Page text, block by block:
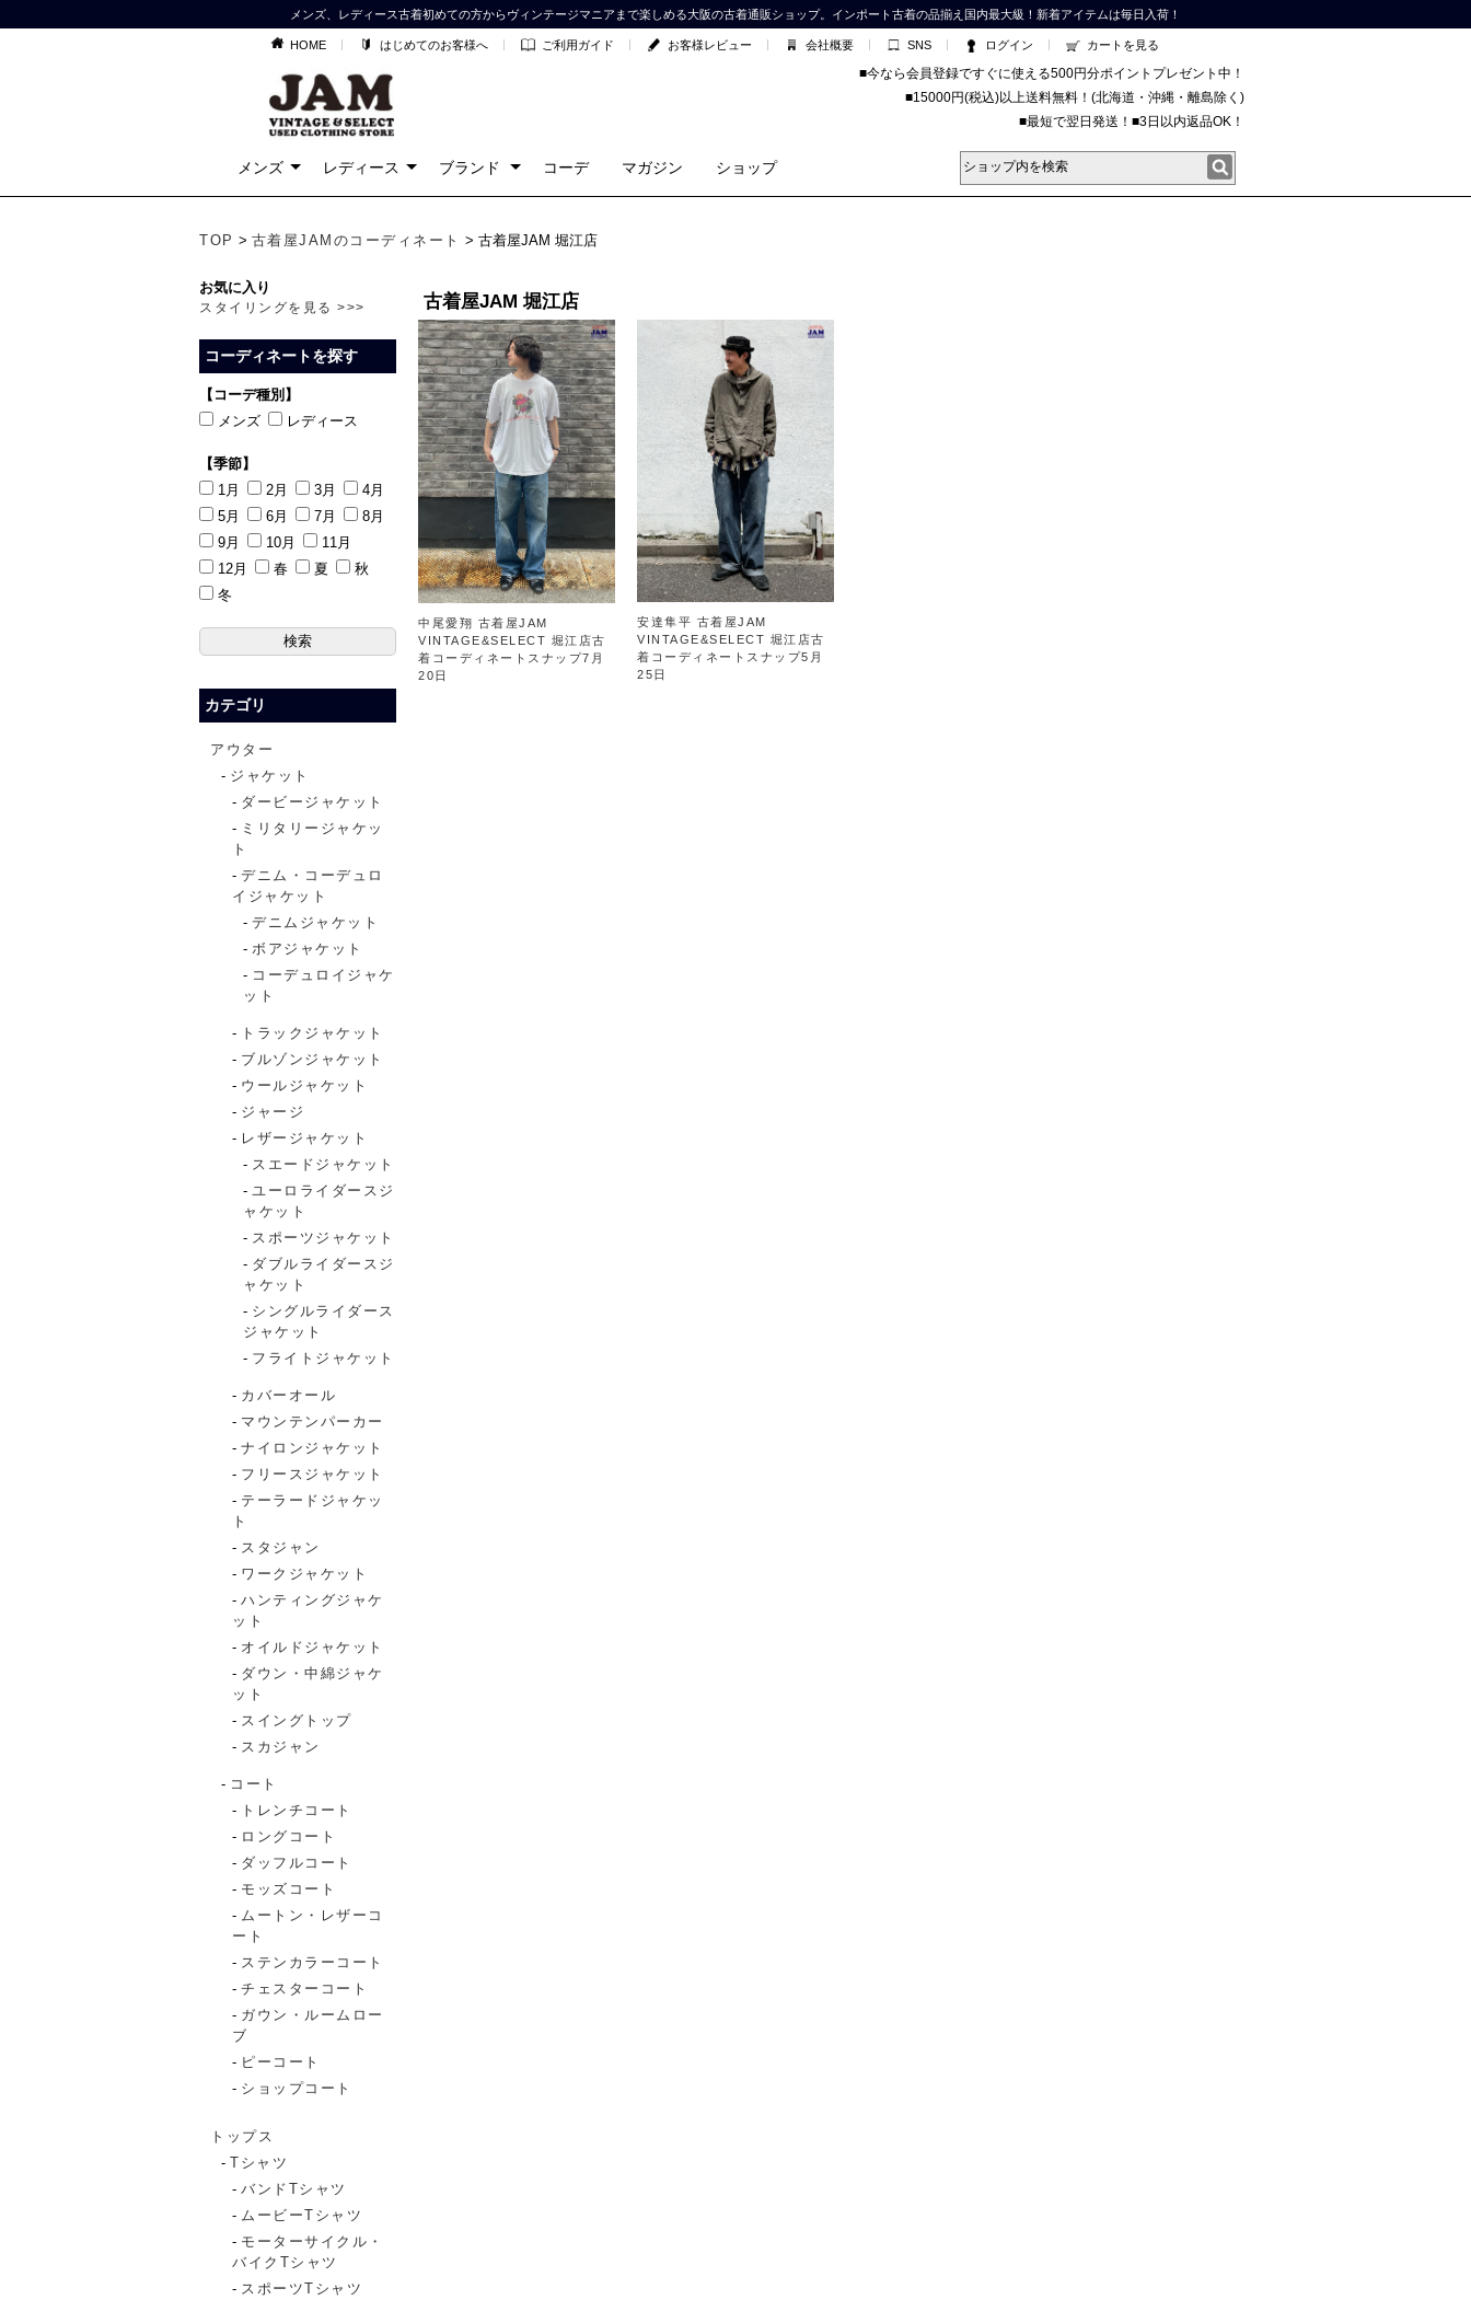
メンズ、レディース古着初めての方からヴィンテージマニアまで楽しめる大阪の古着通販ショップ。インポート古着の品揃え国内最大級！新着アイテムは毎日入荷！
HOME はじめてのお客様へ ご利用ガイド お客様レビュー 会社概要 SNS ログイン カートを見る
■今なら会員登録ですぐに使える500円分ポイントプレゼント中！
■15000円(税込)以上送料無料！(北海道・沖縄・離島除く)
■最短で翌日発送！■3日以内返品OK！
メンズ レディース ブランド コーデ マガジン ショップ
TOP > 古着屋JAMのコーディネート > 古着屋JAM 堀江店
お気に入り
スタイリングを見る >>>
コーディネートを探す
【コーデ種別】
メンズ
レディース
【季節】
1月
2月 3月
4月
5月
6月 7月
8月
9月
10月
11月
12月
春 夏
秋
冬
カテゴリ
アウター
ジャケット
ダービージャケット
ミリタリージャケッ
ト
デニム・コーデュロ
イジャケット
デニムジャケット
ボアジャケット
コーデュロイジャケ
ット
トラックジャケット
ブルゾンジャケット
ウールジャケット
ジャージ
レザージャケット
スエードジャケット
ユーロライダースジ
ャケット
スポーツジャケット
ダブルライダースジ
ャケット
シングルライダース
ジャケット
フライトジャケット
カバーオール
マウンテンパーカー
ナイロンジャケット
フリースジャケット
テーラードジャケッ
ト
スタジャン
ワークジャケット
ハンティングジャケ
ット
オイルドジャケット
ダウン・中綿ジャケ
ット
スイングトップ
スカジャン
コート
トレンチコート
ロングコート
ダッフルコート
モッズコート
ムートン・レザーコ
ート
ステンカラーコート
チェスターコート
ガウン・ルームロー
ブ
ピーコート
ショップコート
トップス
Tシャツ
バンドTシャツ
ムービーTシャツ
モーターサイクル・
バイクTシャツ
スポーツTシャツ
古着屋JAM 堀江店
中尾愛翔 古着屋JAM
VINTAGE&SELECT 堀江店古
着コーディネートスナップ7月
20日
安達隼平 古着屋JAM
VINTAGE&SELECT 堀江店古
着コーディネートスナップ5月
25日